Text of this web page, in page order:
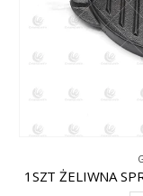
1SZT ŻELIWNA